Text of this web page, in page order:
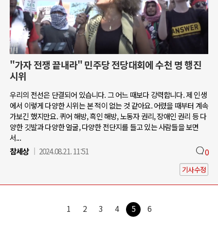
"가자 전쟁 끝내라" 민주당 전당대회에 수천 명 행진
시위
우리의 전선은 단결되어 있습니다. 그 어느 때보다 강력합니다. 제 인생
에서 이렇게 다양한 시위는 본 적이 없는 것 같아요. 어렸을 때부터 계속
가보긴 했지만요. 퀴어 해방, 흑인 해방, 노동자 권리, 장애인 권리 등 다
양한 깃발과 다양한 얼굴, 다양한 전단지를 들고 있는 사람들을 보면
서...
참세상
2024.08.21. 11:51 0
기사수정
1 2 3 4 5 6